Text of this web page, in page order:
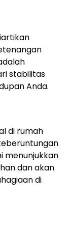
stabilitas
Anda.
di rumah
menunjukkan
dan akan
di